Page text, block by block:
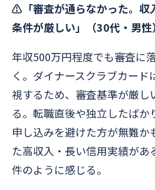
⚠️「審査が通らなかった。収
条件が厳しい」（30代・男性）
年収500万円程度でも審査に
く。ダイナースクラブカード
視するため、審査基準が厳し
る。転職直後や独立したばか
申し込みを避けた方が無難か
た高収入・長い信用実績があ
件のように感じる。